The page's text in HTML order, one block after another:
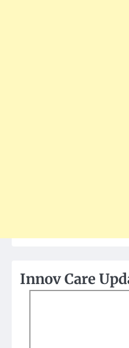
Innov Care